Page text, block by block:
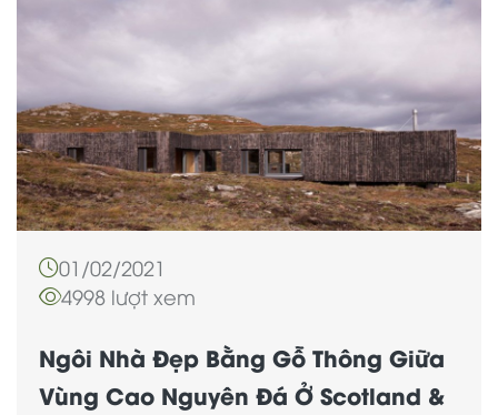
01/02/2021
4998 lượt xem
Ngôi Nhà Đẹp Bằng Gỗ Thông Giữa
Vùng Cao Nguyên Đá Ở Scotland &